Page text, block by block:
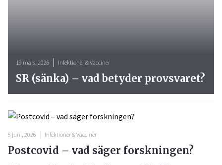
5 juni, 2026 Infektioner & Vacciner
Postcovid – vad säger forskningen?
19 mars, 2026 Infektioner & Vacciner
SR (sänka) – vad betyder provsvaret?